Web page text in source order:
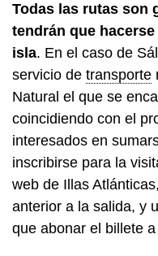
Todas las rutas son
tendrán que
isla. En el caso de
servicio de transporte
Natural el que se
coincidiendo con el
interesados en
inscribirse para la
web de Illas
anterior a la salida, y
que abonar el billete